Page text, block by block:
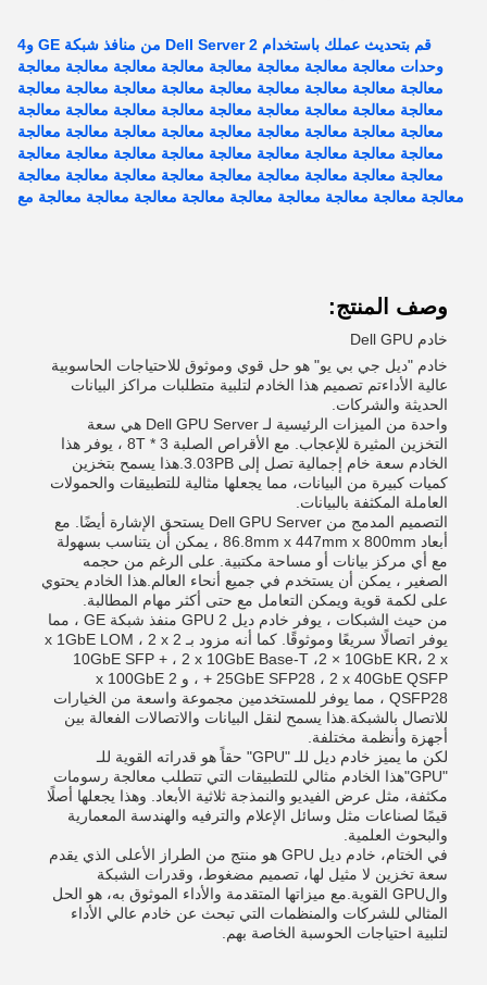
قم بتحديث عملك باستخدام Dell Server 2 من منافذ شبكة GE و4
وحدات معالجة معالجة معالجة معالجة معالجة معالجة معالجة معالجة
معالجة معالجة معالجة معالجة معالجة معالجة معالجة معالجة معالجة
معالجة معالجة معالجة معالجة معالجة معالجة معالجة معالجة معالجة
معالجة معالجة معالجة معالجة معالجة معالجة معالجة معالجة معالجة
معالجة معالجة معالجة معالجة معالجة معالجة معالجة معالجة معالجة
معالجة معالجة معالجة معالجة معالجة معالجة معالجة معالجة معالجة
معالجة معالجة معالجة معالجة معالجة معالجة معالجة معالجة معالجة مع
وصف المنتج:
خادم Dell GPU
خادم "ديل جي بي يو" هو حل قوي وموثوق للاحتياجات الحاسوبية
عالية الأداءتم تصميم هذا الخادم لتلبية متطلبات مراكز البيانات
الحديثة والشركات.
واحدة من الميزات الرئيسية لـ Dell GPU Server هي سعة
التخزين المثيرة للإعجاب. مع الأقراص الصلبة 3 * 8T ، يوفر هذا
الخادم سعة خام إجمالية تصل إلى 3.03PB.هذا يسمح بتخزين
كميات كبيرة من البيانات، مما يجعلها مثالية للتطبيقات والحمولات
العاملة المكثفة بالبيانات.
التصميم المدمج من Dell GPU Server يستحق الإشارة أيضًا. مع
أبعاد 86.8mm x 447mm x 800mm ، يمكن أن يتناسب بسهولة
مع أي مركز بيانات أو مساحة مكتبية. على الرغم من حجمه
الصغير ، يمكن أن يستخدم في جميع أنحاء العالم.هذا الخادم يحتوي
على لكمة قوية ويمكن التعامل مع حتى أكثر مهام المطالبة.
من حيث الشبكات ، يوفر خادم ديل GPU 2 منفذ شبكة GE ، مما
يوفر اتصالًا سريعًا وموثوقًا. كما أنه مزود بـ 2 x 1GbE LOM ، 2 x
10GbE SFP + ، 2 x 10GbE Base-T ،2 × 10GbE KR، 2 x
25GbE SFP28 ، 2 x 40GbE QSFP + ، و 2 x 100GbE
QSFP28 ، مما يوفر للمستخدمين مجموعة واسعة من الخيارات
للاتصال بالشبكة.هذا يسمح لنقل البيانات والاتصالات الفعالة بين
أجهزة وأنظمة مختلفة.
لكن ما يميز خادم ديل للـ "GPU" حقاً هو قدراته القوية للـ
"GPU"هذا الخادم مثالي للتطبيقات التي تتطلب معالجة رسومات
مكثفة، مثل عرض الفيديو والنمذجة ثلاثية الأبعاد. وهذا يجعلها أصلًا
قيمًا لصناعات مثل وسائل الإعلام والترفيه والهندسة المعمارية
والبحوث العلمية.
في الختام، خادم ديل GPU هو منتج من الطراز الأعلى الذي يقدم
سعة تخزين لا مثيل لها، تصميم مضغوط، وقدرات الشبكة
والGPU القوية.مع ميزاتها المتقدمة والأداء الموثوق به، هو الحل
المثالي للشركات والمنظمات التي تبحث عن خادم عالي الأداء
لتلبية احتياجات الحوسبة الخاصة بهم.